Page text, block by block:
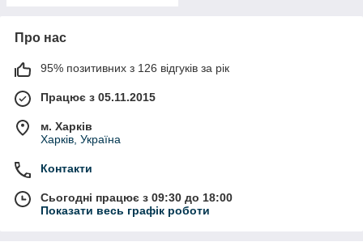
Про нас
95% позитивних з 126 відгуків за рік
Працює з 05.11.2015
м. Харків
Харків, Україна
Контакти
Сьогодні працює з 09:30 до 18:00
Показати весь графік роботи